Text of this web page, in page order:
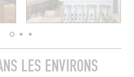
LES ENVIRONS